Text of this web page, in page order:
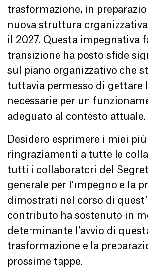
trasformazione, in
nuova struttura
il 2027. Questa impegnativa
transizione ha posto sfide
sul piano organizzativo che
tuttavia permesso di gettare
necessarie per un
adeguato al contesto attuale.
Desidero esprimere i miei
ringraziamenti a tutte le
tutti i collaboratori del
generale per l’impegno e la
dimostrati nel corso di
contributo ha sostenuto in
determinante l’avvio di
trasformazione e la
prossime tappe.